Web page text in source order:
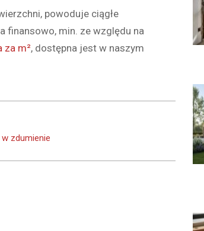
powoduje ciągłe
finansowo, min. ze względu na
za m², dostępna jest w naszym
zdumienie